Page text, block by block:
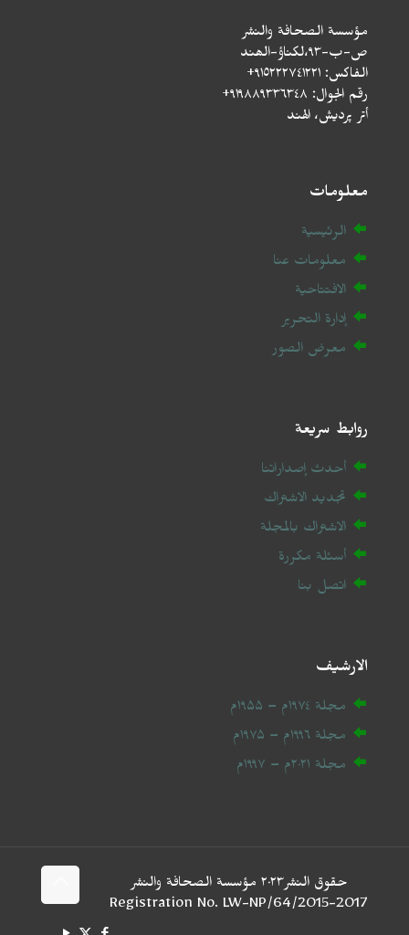
مؤسسة الصحافة والنشر
ص-ب-۹۳،لکناؤ-الھند
الفاكس: ٩١٥٢٢٢٧٤١٢٢١+
رقم الجوال: ٩١٩٨٨٩٣٣٦٣٤٨+
أتر پردیش، الهند
معلومات
الرئيسية
معلومات عنا
الافتتاحية
إدارة التحرير
معرض الصور
روابط سريعة
أحدث إصداراتنا
تجديد الاشتراك
الاشتراك بالمجلة
أسئلة مكررة
اتصل بنا
الارشيف
مجلة ۱۹۷٤م – ۱۹۵۵م
مجلة ۱۹۹٦م – ۱۹۷۵م
مجلة ۲۰ ۲۱ م – ۱۹۹۷م
حقوق النشر۲۰۲٣ مؤسسة الصحافة والنشر
2017-Registration No. LW-NP/64/2015